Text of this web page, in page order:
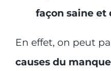
façon saine et
En effet, on peut
causes du